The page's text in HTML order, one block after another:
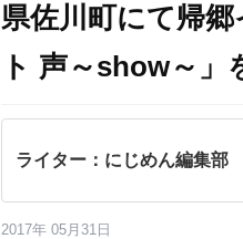
県佐川町にて帰
ト 声～show～」
ライター：にじめん編集部
2017年 05月31日